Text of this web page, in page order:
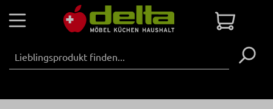
Zum Hauptinhalt springen